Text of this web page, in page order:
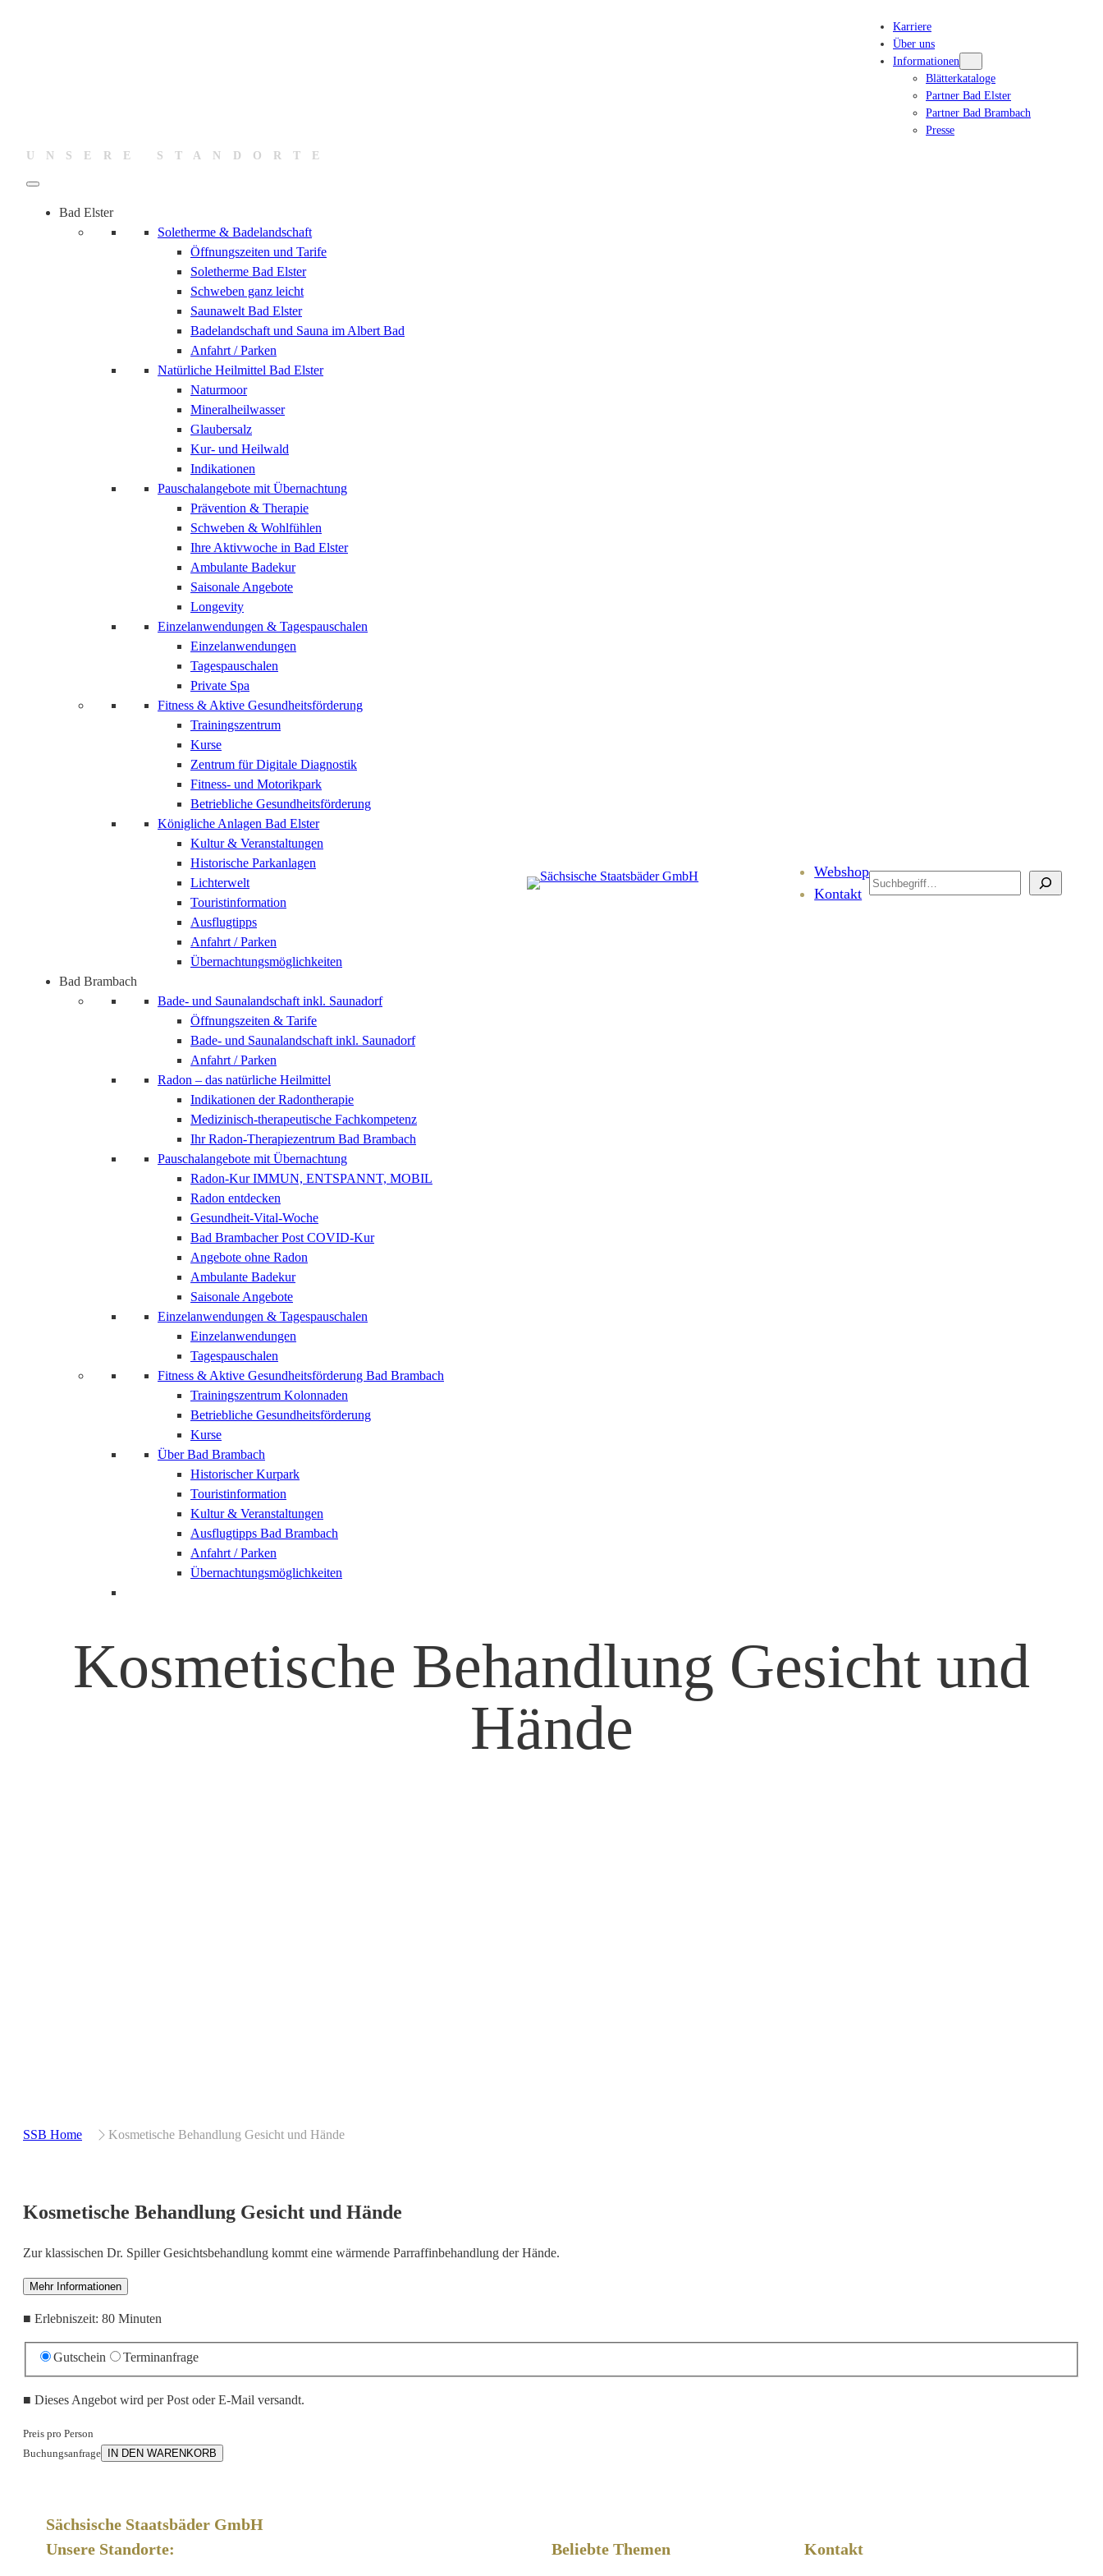
Karriere
Über uns
Informationen
Blätterkataloge
Partner Bad Elster
Partner Bad Brambach
Presse
UNSERE STANDORTE
Bad Elster
Soletherme & Badelandschaft
Öffnungszeiten und Tarife
Soletherme Bad Elster
Schweben ganz leicht
Saunawelt Bad Elster
Badelandschaft und Sauna im Albert Bad
Anfahrt / Parken
Natürliche Heilmittel Bad Elster
Naturmoor
Mineralheilwasser
Glaubersalz
Kur- und Heilwald
Indikationen
Pauschalangebote mit Übernachtung
Prävention & Therapie
Schweben & Wohlfühlen
Ihre Aktivwoche in Bad Elster
Ambulante Badekur
Saisonale Angebote
Longevity
Einzelanwendungen & Tagespauschalen
Einzelanwendungen
Tagespauschalen
Private Spa
Fitness & Aktive Gesundheitsförderung
Trainingszentrum
Kurse
Zentrum für Digitale Diagnostik
Fitness- und Motorikpark
Betriebliche Gesundheitsförderung
Königliche Anlagen Bad Elster
Kultur & Veranstaltungen
Historische Parkanlagen
Lichterwelt
Touristinformation
Ausflugtipps
Anfahrt / Parken
Übernachtungsmöglichkeiten
Bad Brambach
Bade- und Saunalandschaft inkl. Saunadorf
Öffnungszeiten & Tarife
Bade- und Saunalandschaft inkl. Saunadorf
Anfahrt / Parken
Radon – das natürliche Heilmittel
Indikationen der Radontherapie
Medizinisch-therapeutische Fachkompetenz
Ihr Radon-Therapiezentrum Bad Brambach
Pauschalangebote mit Übernachtung
Radon-Kur IMMUN, ENTSPANNT, MOBIL
Radon entdecken
Gesundheit-Vital-Woche
Bad Brambacher Post COVID-Kur
Angebote ohne Radon
Ambulante Badekur
Saisonale Angebote
Einzelanwendungen & Tagespauschalen
Einzelanwendungen
Tagespauschalen
Fitness & Aktive Gesundheitsförderung Bad Brambach
Trainingszentrum Kolonnaden
Betriebliche Gesundheitsförderung
Kurse
Über Bad Brambach
Historischer Kurpark
Touristinformation
Kultur & Veranstaltungen
Ausflugtipps Bad Brambach
Anfahrt / Parken
Übernachtungsmöglichkeiten
Webshop
Kontakt
Search
Kosmetische Behandlung Gesicht und
Hände
SSB Home Kosmetische Behandlung Gesicht und Hände
Kosmetische Behandlung Gesicht und Hände
Zur klassischen Dr. Spiller Gesichtsbehandlung kommt eine wärmende Parraffinbehandlung der Hände.
Mehr Informationen
■ Erlebniszeit: 80 Minuten
Gutschein Terminanfrage
■ Dieses Angebot wird per Post oder E-Mail versandt.
Preis pro Person
Buchungsanfrage
IN DEN WARENKORB
Sächsische Staatsbäder GmbH
Unsere Standorte:
Beliebte Themen Kontakt